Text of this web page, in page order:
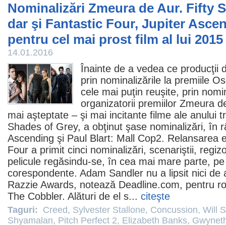
Nominalizări Zmeura de Aur. Fifty
dar şi Fantastic Four, Jupiter
pentru cel mai prost film al lui 2015
14.01.2016
Înainte de a vedea ce producţii
prin nominalizările la premiile
cele mai puţin reuşite, prin
organizatorii premiilor Zmeura
mai aşteptate – şi mai incitante filme ale anului
Shades of Grey, a obţinut şase nominalizări, în
Ascending şi Paul Blart: Mall Cop2. Relansarea
Four a primit cinci nominalizări, scenariştii,
pelicule regăsindu-se, în cea mai mare parte,
corespondente. Adam Sandler nu a lipsit nici de
Razzie Awards, notează Deadline.com, pentru
The Cobbler. Alături de el s... citeşte
Taguri: Creed, Sylvester Stallone, Concussion, Will
Shyamalan, Pitch Perfect 2, Elizabeth Banks,